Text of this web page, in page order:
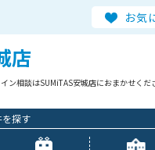
お気
店
ン相談はSUMiTAS安城店におまかせくだ
探す